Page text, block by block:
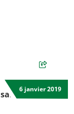
6 janvier 2019
5 janvier